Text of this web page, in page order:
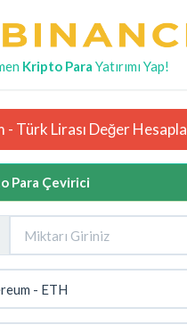
Kripto Para Yatırımı Yap!
- Türk Lirası Değer
Para Çevirici